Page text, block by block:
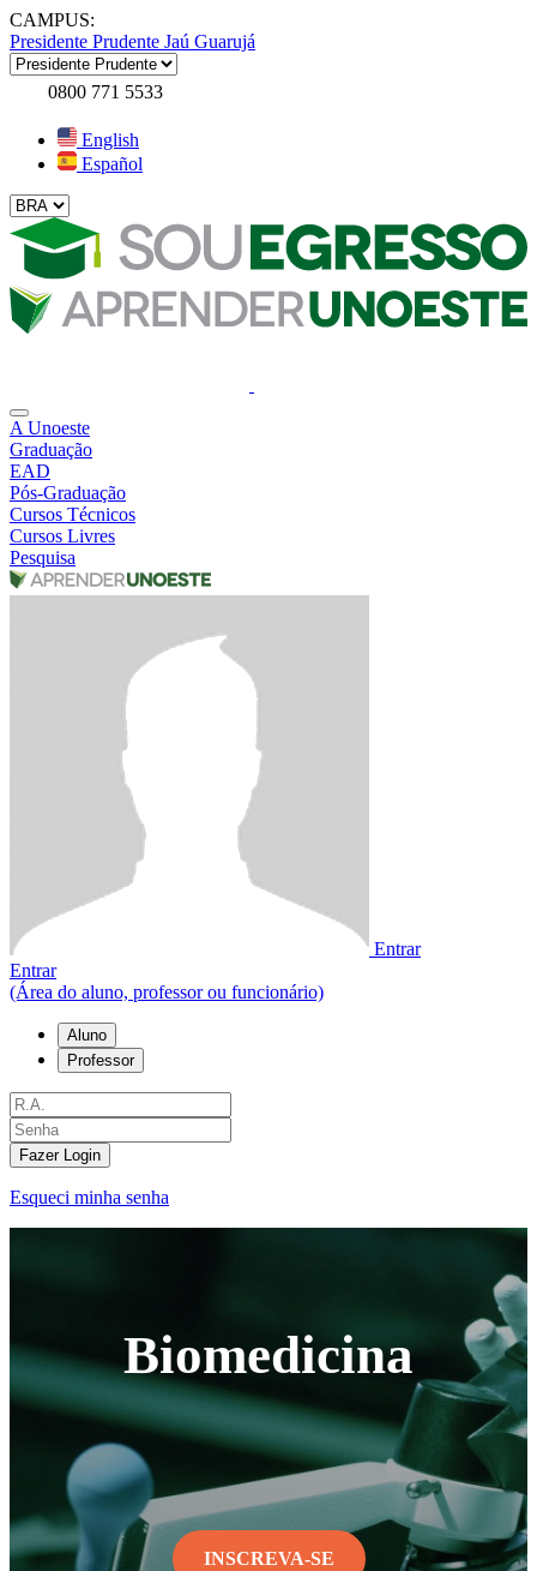
CAMPUS:
Presidente Prudente Jaú Guarujá
0800 771 5533
English
Español
A Unoeste
Graduação
EAD
Pós-Graduação
Cursos Técnicos
Cursos Livres
Pesquisa
Entrar
Entrar
(Área do aluno, professor ou funcionário)
Aluno
Professor
Fazer Login
Esqueci minha senha
Biomedicina
INSCREVA-SE